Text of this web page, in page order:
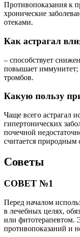
Противопоказания к
хронические
отеками.
Как астрагал
– способствует
повышает иммунитет;
тромбов.
Какую пользу
Чаще всего астрагал
гипертонических
почечной
считается
Советы
СОВЕТ №1
Перед началом
в лечебных целях,
или фитотерапевтом.
противопоказаний и